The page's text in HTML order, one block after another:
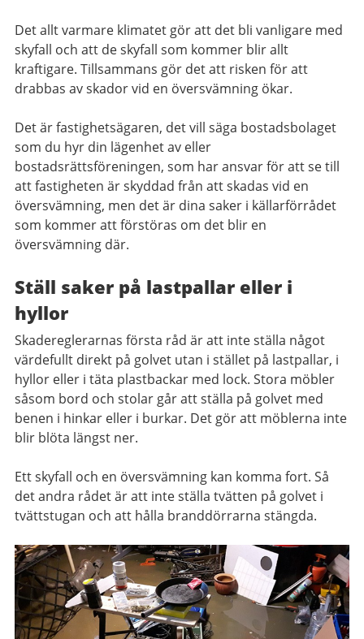
Det allt varmare klimatet gör att det bli vanligare med
skyfall och att de skyfall som kommer blir allt
kraftigare. Tillsammans gör det att risken för att
drabbas av skador vid en översvämning ökar.
Det är fastighetsägaren, det vill säga bostadsbolaget
som du hyr din lägenhet av eller
bostadsrättsföreningen, som har ansvar för att se till
att fastigheten är skyddad från att skadas vid en
översvämning, men det är dina saker i källarförrådet
som kommer att förstöras om det blir en
översvämning där.
Ställ saker på lastpallar eller i
hyllor
Skadereglerarnas första råd är att inte ställa något
värdefullt direkt på golvet utan i stället på lastpallar, i
hyllor eller i täta plastbackar med lock. Stora möbler
såsom bord och stolar går att ställa på golvet med
benen i hinkar eller i burkar. Det gör att möblerna inte
blir blöta längst ner.
Ett skyfall och en översvämning kan komma fort. Så
det andra rådet är att inte ställa tvätten på golvet i
tvättstugan och att hålla branddörrarna stängda.